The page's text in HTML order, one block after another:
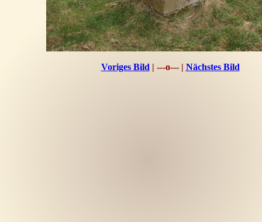
Voriges Bild | ---o--- | Nächstes Bild